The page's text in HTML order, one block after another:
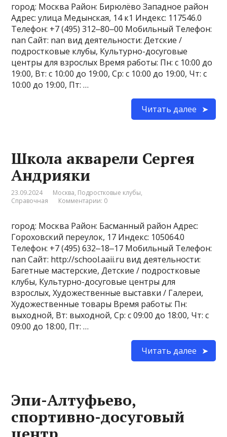
город: Москва Район: Бирюлёво Западное район
Адрес: улица Медынская, 14 к1 Индекс: 117546.0
Телефон: +7 (495) 312‒80‒00 Мобильный Телефон:
nan Сайт: nan вид деятельности: Детские /
подростковые клубы, Культурно-досуговые
центры для взрослых Время работы: Пн: с 10:00 до
19:00, Вт: с 10:00 до 19:00, Ср: с 10:00 до 19:00, Чт: с
10:00 до 19:00, Пт: …
Читать далее
Школа акварели Сергея
Андрияки
23.09.2024 Москва, Подростковые клубы,
Справочная
Комментарии: 0
город: Москва Район: Басманный район Адрес:
Гороховский переулок, 17 Индекс: 105064.0
Телефон: +7 (495) 632‒18‒17 Мобильный Телефон:
nan Сайт: http://school.aaii.ru вид деятельности:
Багетные мастерские, Детские / подростковые
клубы, Культурно-досуговые центры для
взрослых, Художественные выставки / Галереи,
Художественные товары Время работы: Пн:
выходной, Вт: выходной, Ср: с 09:00 до 18:00, Чт: с
09:00 до 18:00, Пт: …
Читать далее
Эпи-Алтуфьево,
спортивно-досуговый